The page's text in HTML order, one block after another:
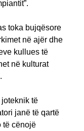
toka bujqësore
në ajër dhe
kullues të
në kulturat
të
janë të qartë
të cënojë